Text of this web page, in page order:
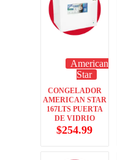
American
Star
CONGELADOR
AMERICAN STAR
167LTS PUERTA
DE VIDRIO
$254.99